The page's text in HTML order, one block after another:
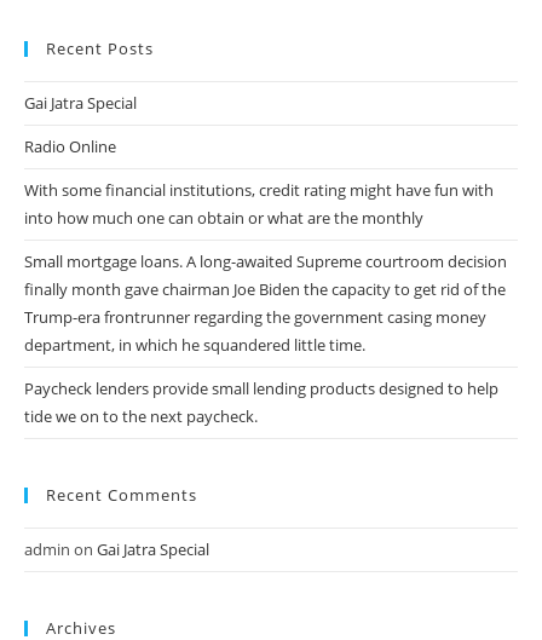
Recent Posts
Gai Jatra Special
Radio Online
With some financial institutions, credit rating might have fun with
into how much one can obtain or what are the monthly
Small mortgage loans. A long-awaited Supreme courtroom decision
finally month gave chairman Joe Biden the capacity to get rid of the
Trump-era frontrunner regarding the government casing money
department, in which he squandered little time.
Paycheck lenders provide small lending products designed to help
tide we on to the next paycheck.
Recent Comments
admin on Gai Jatra Special
Archives